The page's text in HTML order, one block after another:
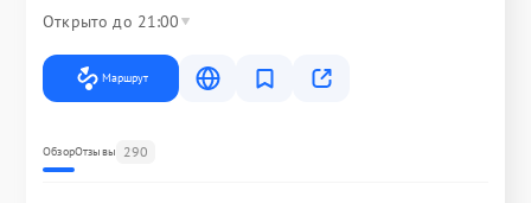
Открыто до 21:00
Маршрут
ОбзорОтзывы 290